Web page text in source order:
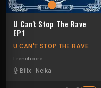
U Can't Stop The Rave
EP1
U CAN'T STOP THE RAVE
Frenchcore
Billx - Neika